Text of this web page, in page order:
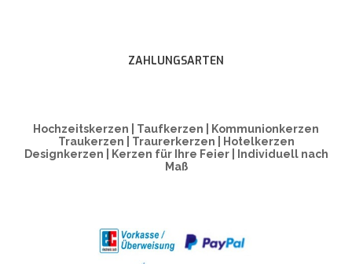
ZAHLUNGSARTEN
Hochzeitskerzen | Taufkerzen | Kommunionkerzen
Traukerzen | Traurerkerzen | Hotelkerzen
Designkerzen | Kerzen für Ihre Feier | Individuell nach
Maß